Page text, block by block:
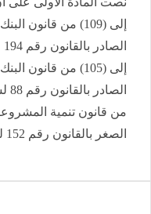
إلى (109) من قانون
إلى (105) من قانون
من قانون تنمية
الصغر بالقانون رقم 152 لسنة 2020”.